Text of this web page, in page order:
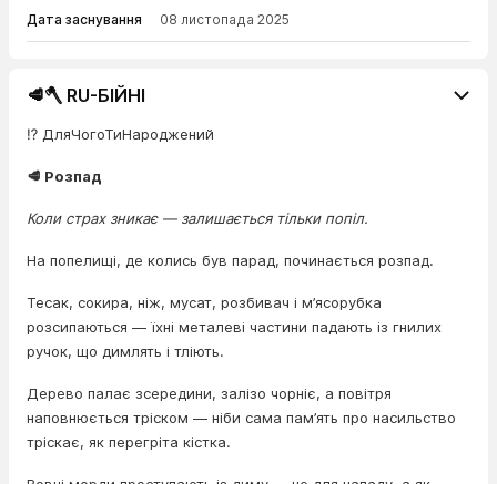
Дата заснування 08 листопада 2025
🥩🪓 RU-БІЙНІ
⁉️ ДляЧогоТиНароджений
🥩 Розпад
Коли страх зникає — залишається тільки попіл.
На попелищі, де колись був парад, починається розпад.
Тесак, сокира, ніж, мусат, розбивач і м’ясорубка
розсипаються — їхні металеві частини падають із гнилих
ручок, що димлять і тліють.
Дерево палає зсередини, залізо чорніє, а повітря
наповнюється тріском — ніби сама пам’ять про насильство
тріскає, як перегріта кістка.